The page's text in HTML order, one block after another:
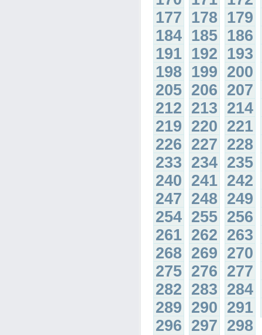
177 178 179
184 185 186
191 192 193
198 199 200
205 206 207
212 213 214
219 220 221
226 227 228
233 234 235
240 241 242
247 248 249
254 255 256
261 262 263
268 269 270
275 276 277
282 283 284
289 290 291
296 297 298